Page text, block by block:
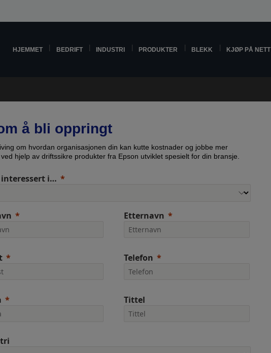
HJEMMET BEDRIFT INDUSTRI PRODUKTER BLEKK KJØP PÅ NETT
å bli oppringt
om hvordan organisasjonen din kan kutte kostnader og jobbe mer
hjelp av driftssikre produkter fra Epson utviklet spesielt for din bransje.
interessert i…
Etternavn
Telefon
Tittel